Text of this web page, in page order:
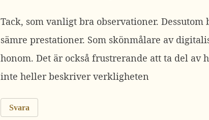
Tack, som vanligt bra observationer.
sämre prestationer. Som skönmålare av
honom. Det är också frustrerande att ta del av
inte heller beskriver verkligheten
Svara